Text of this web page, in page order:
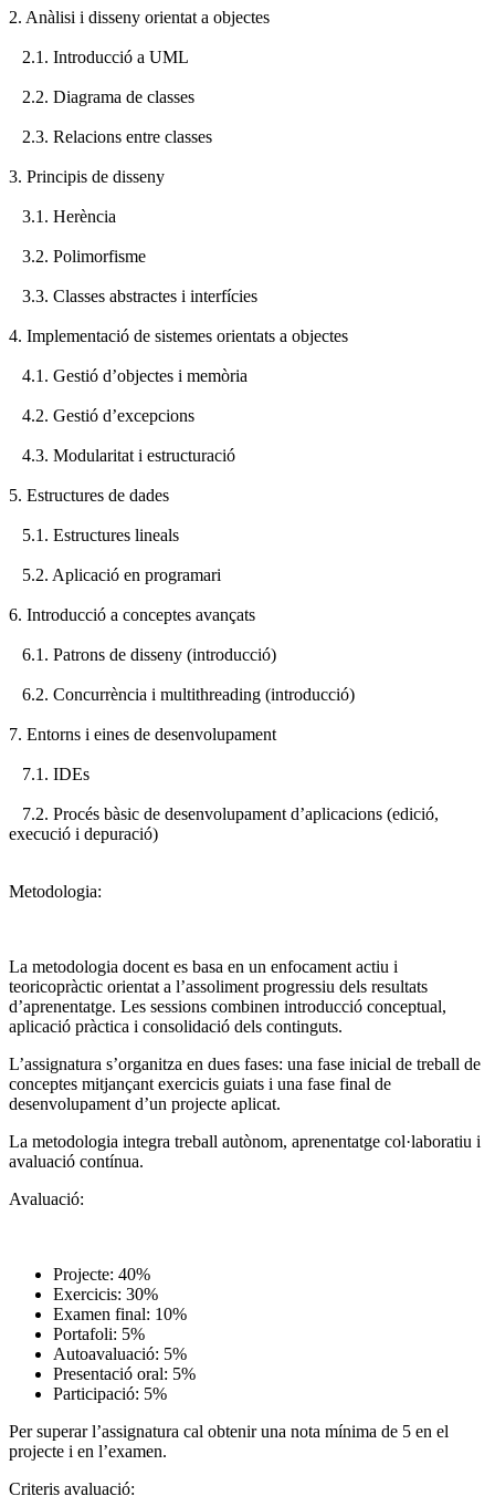
2. Anàlisi i disseny orientat a objectes
2.1. Introducció a UML
2.2. Diagrama de classes
2.3. Relacions entre classes
3. Principis de disseny
3.1. Herència
3.2. Polimorfisme
3.3. Classes abstractes i interfícies
4. Implementació de sistemes orientats a objectes
4.1. Gestió d’objectes i memòria
4.2. Gestió d’excepcions
4.3. Modularitat i estructuració
5. Estructures de dades
5.1. Estructures lineals
5.2. Aplicació en programari
6. Introducció a conceptes avançats
6.1. Patrons de disseny (introducció)
6.2. Concurrència i multithreading (introducció)
7. Entorns i eines de desenvolupament
7.1. IDEs
7.2. Procés bàsic de desenvolupament d’aplicacions (edició,
execució i depuració)
Metodologia:
La metodologia docent es basa en un enfocament actiu i
teoricopràctic orientat a l’assoliment progressiu dels resultats
d’aprenentatge. Les sessions combinen introducció conceptual,
aplicació pràctica i consolidació dels continguts.
L’assignatura s’organitza en dues fases: una fase inicial de treball de
conceptes mitjançant exercicis guiats i una fase final de
desenvolupament d’un projecte aplicat.
La metodologia integra treball autònom, aprenentatge col·laboratiu i
avaluació contínua.
Avaluació:
Projecte: 40%
Exercicis: 30%
Examen final: 10%
Portafoli: 5%
Autoavaluació: 5%
Presentació oral: 5%
Participació: 5%
Per superar l’assignatura cal obtenir una nota mínima de 5 en el
projecte i en l’examen.
Criteris avaluació: